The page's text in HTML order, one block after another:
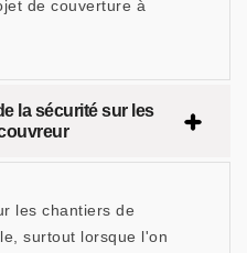
de couverture à
la sécurité sur les
les chantiers de
surtout lorsque l'on